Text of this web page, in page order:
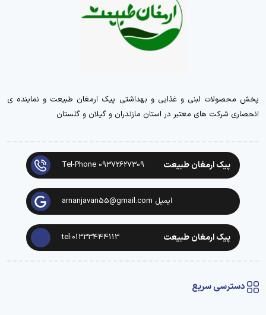
پخش محصولات لبنی و غذایی و بهداشتی پیک ارمغان طبیعت و نماینده ی
انحصاری شرکت های معتبر در استان مازندران و گیلان و گلستان
پیک ارمغان طبیعت Tel-Phone 09372627309
ایمیل arnanjavan55@gmail.com
پیک ارمغان طبیعت tel:01333444113
دسترسی سریع